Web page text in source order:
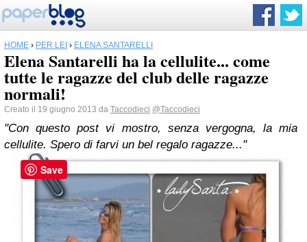
HOME › PER LEI › ELENA SANTARELLI
Elena Santarelli ha la cellulite... come
tutte le ragazze del club delle ragazze
normali!
Creato il 19 giugno 2013 da Taccodieci @Taccodieci
"Con questo post vi mostro, senza vergogna, la mia
cellulite. Spero di farvi un bel regalo ragazze..."
Save